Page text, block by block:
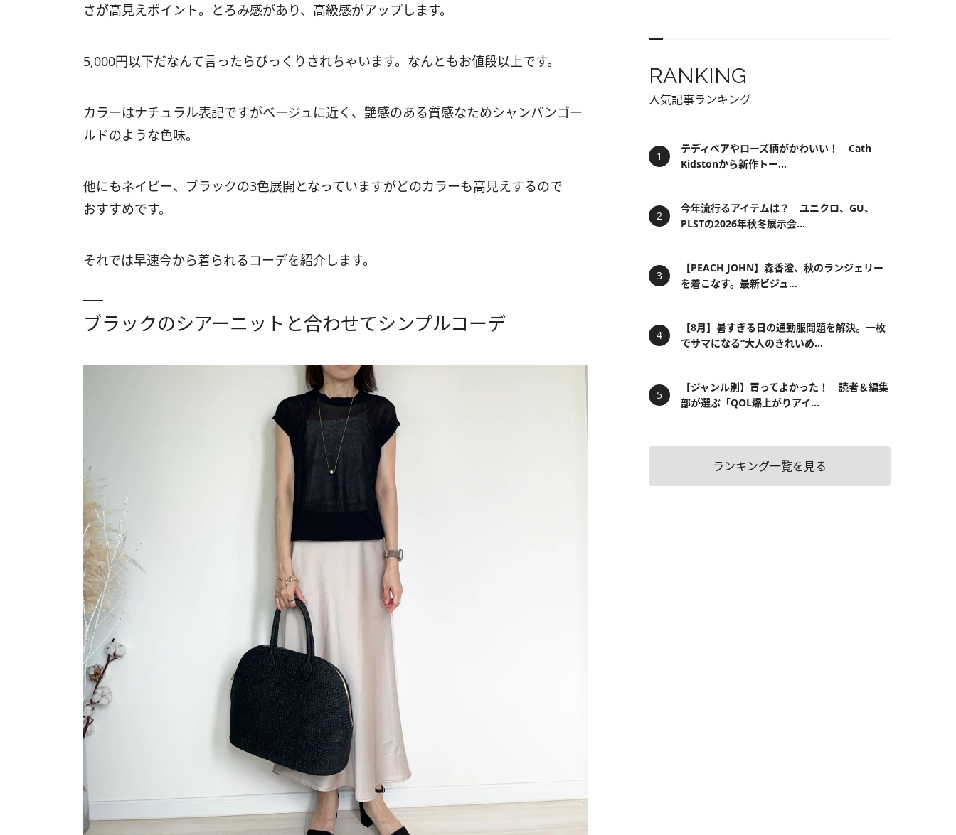
さが高見えポイント。とろみ感があり、高級感がアップします。
5,000円以下だなんて言ったらびっくりされちゃいます。なんともお値段以上です。
カラーはナチュラル表記ですがベージュに近く、艶感のある質感なためシャンパンゴー
ルドのような色味。
他にもネイビー、ブラックの3色展開となっていますがどのカラーも高見えするので
おすすめです。
それでは早速今から着られるコーデを紹介します。
ブラックのシアーニットと合わせてシンプルコーデ
RANKING
人気記事ランキング
テディベアやローズ柄がかわいい！ Cath
Kidstonから新作トー...
今年流行るアイテムは？ ユニクロ、GU、
PLSTの2026年秋冬展示会...
【PEACH JOHN】森香澄、秋のランジェリー
を着こなす。最新ビジュ...
【8月】暑すぎる日の通勤服問題を解決。一枚
でサマになる“大人のきれいめ...
【ジャンル別】買ってよかった！ 読者＆編集
部が選ぶ「QOL爆上がりアイ...
ランキング一覧を見る